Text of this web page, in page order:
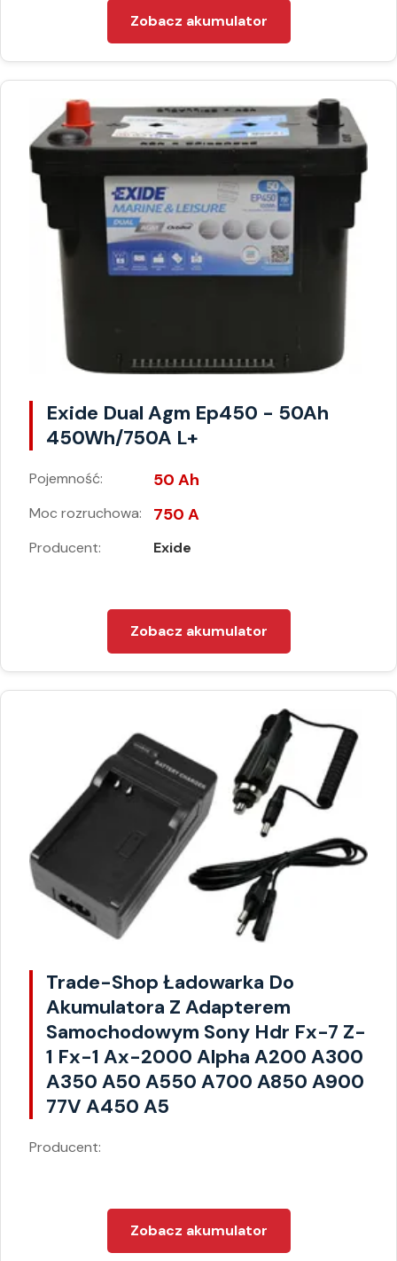
Zobacz akumulator
Exide Dual Agm Ep450 - 50Ah
450Wh/750A L+
Pojemność: 50 Ah
Moc rozruchowa: 750 A
Producent: Exide
Zobacz akumulator
Trade-Shop Ładowarka Do
Akumulatora Z Adapterem
Samochodowym Sony Hdr Fx-7 Z-
1 Fx-1 Ax-2000 Alpha A200 A300
A350 A50 A550 A700 A850 A900
77V A450 A5
Producent:
Zobacz akumulator